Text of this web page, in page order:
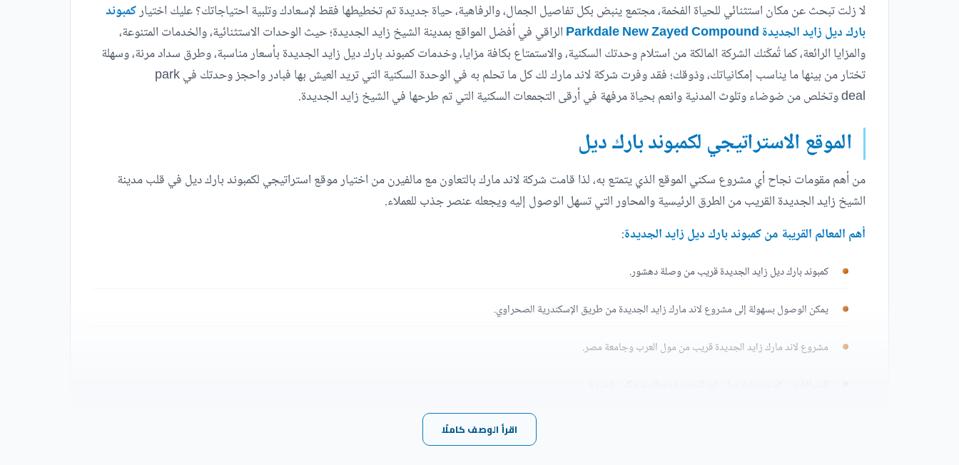
لا زلت تبحث عن مكان استثنائي للحياة الفخمة، مجتمع ينبض بكل تفاصيل الجمال، والرفاهية، حياة جديدة تم تخطيطها فقط لإسعادك وتلبية احتياجاتك؟ عليك اختياركمبوند
بارك ديل زايد الجديدة Parkdale New Zayed Compound
الراقي في أفضل المواقع بمدينة الشيخ زايد الجديدة؛ حيث الوحدات الاستثنائية، والخدمات المتنوعة،
والمزايا الرائعة، كما تُمكّنك الشركة المالكة من استلام وحدتك السكنية، والاستمتاع بكافة مزايا، وخدمات كمبوند بارك ديل زايد الجديدة بأسعار مناسبة، وطرق سداد مرنة، وسهلة
تختار من بينها ما يناسب إمكانياتك، وذوقك؛ فقد وفرت شركة لاند مارك لك كل ما تحلم به في الوحدة السكنية التي تريد العيش بها فبادر واحجز وحدتك في park
deal وتخلص من ضوضاء وتلوث المدنية وانعم بحياة مرفهة في أرقى التجمعات السكنية التي تم طرحها في الشيخ زايد الجديدة.
الموقع الاستراتيجي لكمبوند بارك ديل
من أهم مقومات نجاح أي مشروع سكني الموقع الذي يتمتع به، لذا قامت شركة لاند مارك بالتعاون مع مالفيرن من اختيار موقع استراتيجي لكمبوند بارك ديل في قلب مدينة
الشيخ زايد الجديدة القريب من الطرق الرئيسية والمحاور التي تسهل الوصول إليه ويجعله عنصر جذب للعملاء.
أهم المعالم القريبة من كمبوند بارك ديل زايد الجديدة:
كمبوند بارك ديل زايد الجديدة قريب من وصلة دهشور.
يمكن الوصول بسهولة إلى مشروع لاند مارك زايد الجديدة من طريق الإسكندرية الصحراوي.
مشروع لاند مارك زايد الجديدة قريب من مول العرب وجامعة مصر.
اقرأ الوصف كاملًا